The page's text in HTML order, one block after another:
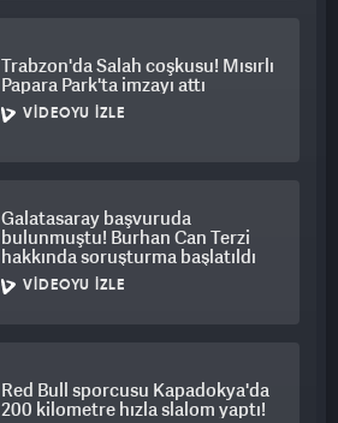
Trabzon'da Salah coşkusu! Mısırlı
Papara Park'ta imzayı attı
VIDEOYU İZLE
Galatasaray başvuruda
bulunmuştu! Burhan Can Terzi
hakkında soruşturma başlatıldı
VIDEOYU İZLE
Red Bull sporcusu Kapadokya'da
200 kilometre hızla slalom yaptı!